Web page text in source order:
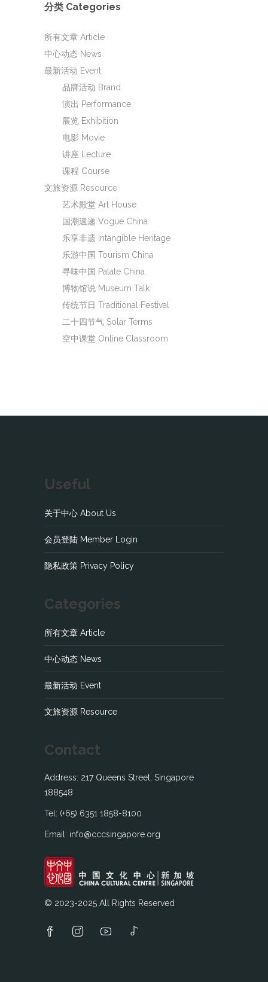
分类 Categories
所有文章 Article
中心动态 News
最新活动 Event
品牌活动 Brand
演出 Performance
展览 Exhibition
电影 Movie
讲座 Lecture
课程 Course
文旅资源 Resource
艺术殿堂 Art House
国潮速递 Vogue China
乐享非遗 Intangible Heritage
乐游中国 Tourism China
寻味中国 Palate China
博物馆说 Museum Talk
传统节日 Traditional Festival
二十四节气 Solar Terms
空中课堂 Online Classroom
Useful
关于中心 About Us
会员登陆 Member Login
隐私政策 Privacy Policy
Categories
所有文章 Article
中心动态 News
最新活动 Event
文旅资源 Resource
Contact
Address: 217 Queens Street, Singapore
188548
Tel: (+65) 6351 1858-8100
Email: info@cccsingapore.org
© 2023-2025 All Rights Reserved